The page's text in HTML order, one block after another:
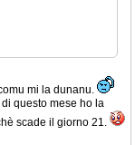
mi la dunanu.
questo mese ho la
scade il giorno 21.